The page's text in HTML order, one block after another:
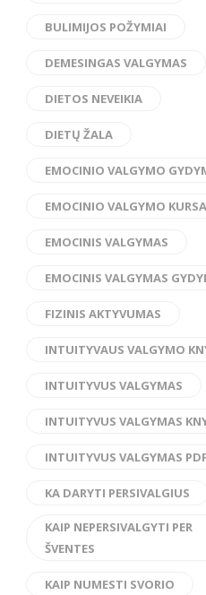
BULIMIJOS POŽYMIAI
DEMESINGAS VALGYMAS
DIETOS NEVEIKIA
DIETŲ ŽALA
EMOCINIO VALGYMO
EMOCINIO VALGYMO
EMOCINIS VALGYMAS
EMOCINIS VALGYMAS
FIZINIS AKTYVUMAS
INTUITYVAUS VALGYMO
INTUITYVUS VALGYMAS
INTUITYVUS VALGYMAS
INTUITYVUS VALGYMAS
KA DARYTI PERSIVALGIUS
KAIP NEPERSIVALGYTI PER
ŠVENTES
KAIP NUMESTI SVORIO